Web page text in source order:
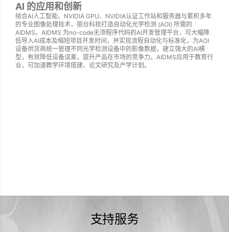
AI 的应用和创新
结合AI人工智能、NVIDIA GPU、NVIDIA认证工作站和服务器与累积多年
的专业图像处理技术，丽台科技打造自动化光学检测 (AOI) 所需的
AIDMS。AIDMS 为no-code无须程序代码的AI开发管理平台，可大幅降
低导入AI成本及缩短项目开发时间，并实现流程自动化与标准化，为AOI
设备供货商统一管理不同光学检测设备中的影像数据，建立强大的AI模
型，有效降低设备误差，提升产品在市场的竞争力。AIDMS应用于教育行
业，可加速教学环境搭建、论文研究及产学计划。
支持服务